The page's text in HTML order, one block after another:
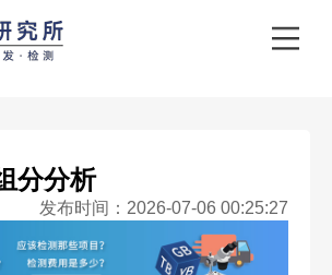
分分析
发布时间：2026-07-06 00:25:27